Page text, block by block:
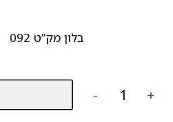
בלון מק”ט 092
-
כמות
מארז
+